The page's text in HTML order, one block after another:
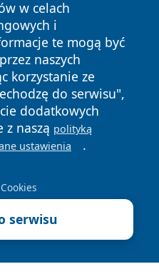
w celach
i
te mogą być
naszych
korzystanie ze
do serwisu",
dodatkowych
z naszą polityką
ustawienia .
serwisu
Wszystkie prawa
Polityka
Cookies